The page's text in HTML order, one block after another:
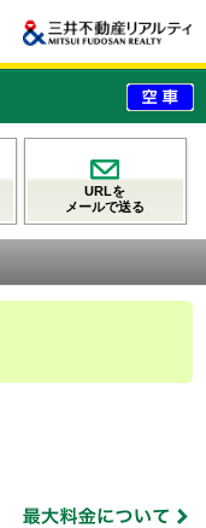
URLを
メールで送る